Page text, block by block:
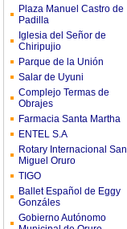
Plaza Manuel Castro de
Padilla
Iglesia del Señor de
Chiripujio
Parque de la Unión
Salar de Uyuni
Complejo Termas de
Obrajes
Farmacia Santa Martha
ENTEL S.A
Rotary Internacional San
Miguel Oruro
TIGO
Ballet Español de Eggy
Gonzáles
Gobierno Autónomo